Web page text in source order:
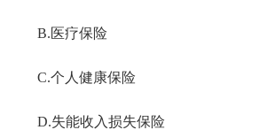
B.医疗保险
C.个人健康保险
D.失能收入损失保险